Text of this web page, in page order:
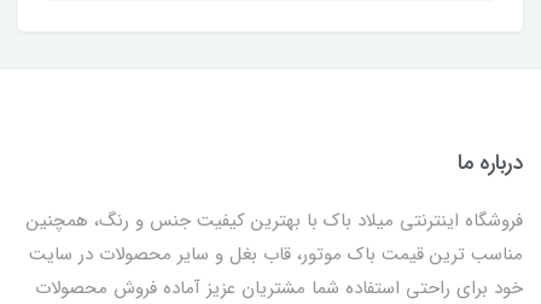
درباره ما
فروشگاه اینترنتی میلاد باک با بهترین کیفیت جنس و رنگ، همچنین
مناسب ترین قیمت باک موتور، قاب بغل و سایر محصولات در سایت
خود برای راحتی استفاده شما مشتریان عزیز آماده فروش محصولات